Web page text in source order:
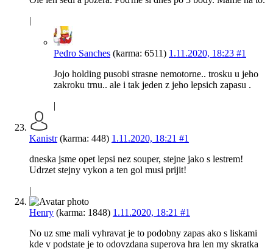
|
Pedro Sanches (karma: 6511) 1.11.2020, 18:23 #1
Jojo holding pusobi strasne nemotorne.. trosku u jeho
zakroku trnu.. ale i tak jeden z jeho lepsich zapasu .
|
Kanistr(karma: 448) 1.11.2020, 18:21 #1
dneska jsme opet lepsi nez souper, stejne jako s lestrem!
Udrzet stejny vykon a ten gol musi prijit!
|
Henry (karma: 1848) 1.11.2020, 18:21 #1
No uz sme mali vyhravat je to podobny zapas ako s liskami
kde v podstate je to odovzdana superova hra len my skratka